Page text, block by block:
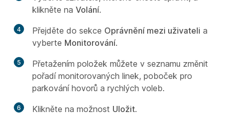
klikněte na Volání.
4 Přejděte do sekce Oprávnění mezi uživateli a
vyberte Monitorování.
5
Přetažením položek můžete v seznamu změnit
pořadí monitorovaných linek, poboček pro
parkování hovorů a rychlých voleb.
6 Klikněte na možnost Uložit.